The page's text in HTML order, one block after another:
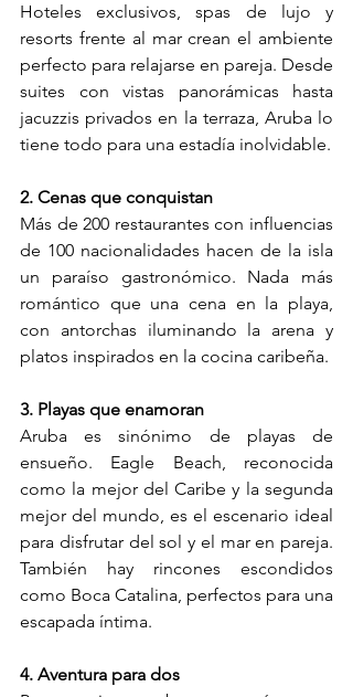
Hoteles exclusivos, spas de lujo y
resorts frente al mar crean el ambiente
perfecto para relajarse en pareja. Desde
suites con vistas panorámicas hasta
jacuzzis privados en la terraza, Aruba lo
tiene todo para una estadía inolvidable.
2. Cenas que conquistan
Más de 200 restaurantes con influencias
de 100 nacionalidades hacen de la isla
un paraíso gastronómico. Nada más
romántico que una cena en la playa,
con antorchas iluminando la arena y
platos inspirados en la cocina caribeña.
3. Playas que enamoran
Aruba es sinónimo de playas de
ensueño. Eagle Beach, reconocida
como la mejor del Caribe y la segunda
mejor del mundo, es el escenario ideal
para disfrutar del sol y el mar en pareja.
También hay rincones escondidos
como Boca Catalina, perfectos para una
escapada íntima.
4. Aventura para dos